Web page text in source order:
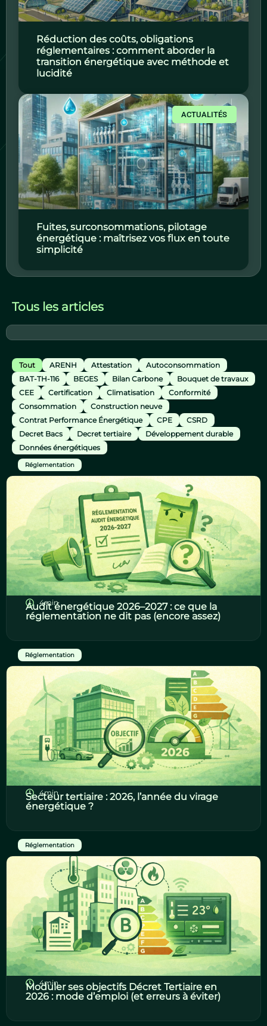
Réduction des coûts, obligations
réglementaires : comment aborder la
transition énergétique avec méthode et
lucidité
ACTUALITÉS
Fuites, surconsommations, pilotage
énergétique : maîtrisez vos flux en toute
simplicité
Tous les articles
ARENH Attestation
Autoconsommation
BAT-TH-116
BEGES Bilan Carbone
Bouquet de travaux
CEE
Certification Climatisation
Conformité
Consommation
Construction neuve
Contrat Performance Énergétique
CPE
CSRD
Decret Bacs
Decret tertiaire
Développement durable
Données énergétiques
Tout
Réglementation
4min
Audit énergétique 2026–2027 : ce que la
réglementation ne dit pas (encore assez)
Réglementation
4min
Secteur tertiaire : 2026, l’année du virage
énergétique ?
Réglementation
4min
Moduler ses objectifs Décret Tertiaire en
2026 : mode d’emploi (et erreurs à éviter)